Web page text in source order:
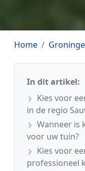
Home
In dit artikel:
Kies voor
in de regio
Wanneer is
voor uw tuin?
Kies voor
professioneel